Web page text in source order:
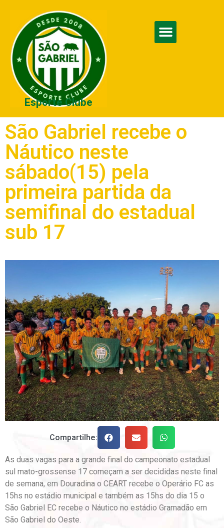
Esporte Clube
São Gabriel recebe o
Náutico neste
sábado(15) pela
primeira partida da
semifinal do estadual
sub 17
Compartilhe:
As duas vagas para a grande final do campeonato estadual
sul mato-grossense 17 começam a ser decididas neste final
de semana, em Douradina o CEART recebe o Operário FC as
15hs no estádio municipal e também as 15hs do dia 15 o
São Gabriel EC recebe o Náutico no estádio Gramadão em
São Gabriel do Oeste.